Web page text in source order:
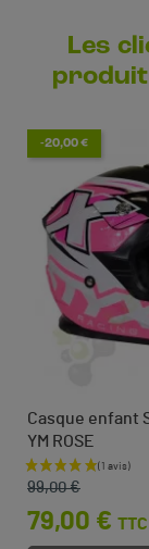
Les
produit
-20,00 €
Casque enfant
YM ROSE
Prix de base
99,00 €
Prix
79,00 € TTC